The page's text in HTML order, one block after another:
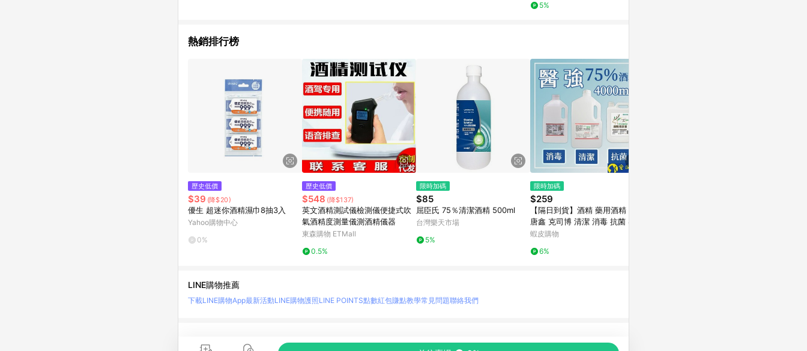
5%
熱銷排行榜
歷史低價
$39 (降$20)
優生 超迷你酒精濕巾8抽3入
Yahoo購物中心
0%
歷史低價
$548 (降$137)
英文酒精測試儀檢測儀便捷式吹
氣酒精度測量儀測酒精儀器
東森購物 ETMall
0.5%
限時加碼
$85
屈臣氏 75％清潔酒精 500ml
台灣樂天市場
5%
限時加碼
$259
【隔日到貨】酒精 藥用酒精 醫强
唐鑫 克司博 清潔 消毒 抗菌 400
0ml 另售500ml酒精+噴頭【愛淘
蝦皮購物
6%
LINE購物推薦
下載LINE購物App最新活動LINE購物護照LINE POINTS點數紅包賺點教學常見問題聯絡我們
LINE 購物是匯集購物情報與商品資訊的整合性平台，並依購物情報中的趨勢與風格做合作網路商家的延伸商品推薦，商品資料更新會有